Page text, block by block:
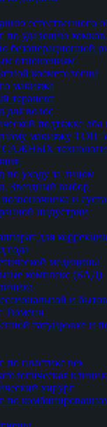
естественного
по удалению
безоперационной
отношениям
косметологии
макияжа
терапевт
для волос
подтяжке лба
макияжу ТОП
по уходу за лицом
Звездный выбор
и
индустрии
для
года
медицины
комплекс (БАД)
и
Тюмени
татуировке и
по пластике век
хирург
по